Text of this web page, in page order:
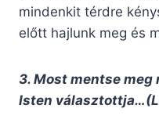
mindenkit térdre
előtt hajlunk meg és
3. Most mentse meg
Isten